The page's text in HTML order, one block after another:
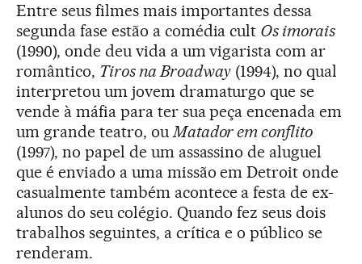
Entre seus filmes mais importantes dessa
segunda fase estão a comédia cult Os imorais
(1990), onde deu vida a um vigarista com ar
romântico, Tiros na Broadway (1994), no qual
interpretou um jovem dramaturgo que se
vende à máfia para ter sua peça encenada em
um grande teatro, ouMatador em conflito
(1997), no papel de um assassino de aluguel
que é enviado a uma missão em Detroit onde
casualmente também acontece a festa de ex-
alunos do seu colégio. Quando fez seus dois
trabalhos seguintes, a crítica e o público se
renderam.